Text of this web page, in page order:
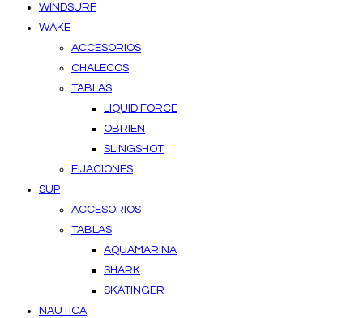
WINDSURF
WAKE
ACCESORIOS
CHALECOS
TABLAS
LIQUID FORCE
OBRIEN
SLINGSHOT
FIJACIONES
SUP
ACCESORIOS
TABLAS
AQUAMARINA
SHARK
SKATINGER
NAUTICA